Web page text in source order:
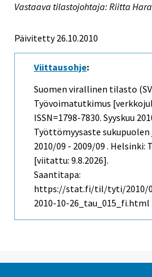
Vastaava tilastojohtaja: Riitta
Päivitetty 26.10.2010
Viittausohje:
Suomen virallinen tilasto
Työvoimatutkimus
ISSN=1798-7830. Syyskuu
Työttömyysaste sukupuolen
2010/09 - 2009/09 . Helsinki:
[viitattu: 9.8.2026].
Saantitapa:
https://stat.fi/til/tyti/2010/
2010-10-26_tau_015_fi.html